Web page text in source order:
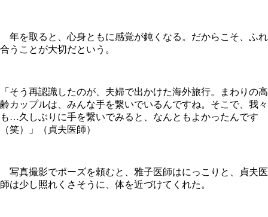
年を取ると、心身ともに感覚が鈍くなる。だからこそ、ふれ
合うことが大切だという。
「そう再認識したのが、夫婦で出かけた海外旅行。まわりの高
齢カップルは、みんな手を繋いでいるんですね。そこで、我々
も…久しぶりに手を繋いでみると、なんともよかったんです
（笑）」（貞夫医師）
写真撮影でポーズを頼むと、雅子医師はにっこりと、貞夫医
師は少し照れくさそうに、体を近づけてくれた。